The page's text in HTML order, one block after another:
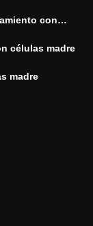
con
células madre
madre